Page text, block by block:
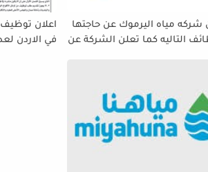
شركه مياه اليرموك عن حاجتها
التاليه كما تعلن الشركة عن
الفرصة الكافية أمام
لاستكمال إجراءات التقديم.
اعلان
في الاردن